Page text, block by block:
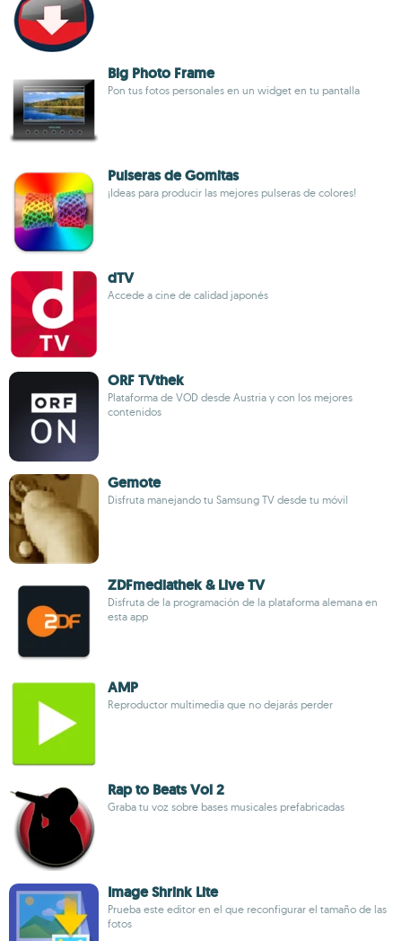
Big Photo Frame
Pon tus fotos personales en un widget en tu pantalla
Pulseras de Gomitas
¡Ideas para producir las mejores pulseras de colores!
dTV
Accede a cine de calidad japonés
ORF TVthek
Plataforma de VOD desde Austria y con los mejores
contenidos
Gemote
Disfruta manejando tu Samsung TV desde tu móvil
ZDFmediathek & Live TV
Disfruta de la programación de la plataforma alemana en
esta app
AMP
Reproductor multimedia que no dejarás perder
Rap to Beats Vol 2
Graba tu voz sobre bases musicales prefabricadas
Image Shrink Lite
Prueba este editor en el que reconfigurar el tamaño de las
fotos